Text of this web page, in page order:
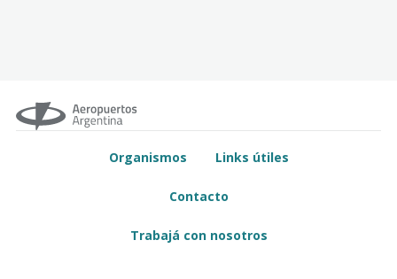
Organismos Links útiles
Contacto
Trabajá con nosotros